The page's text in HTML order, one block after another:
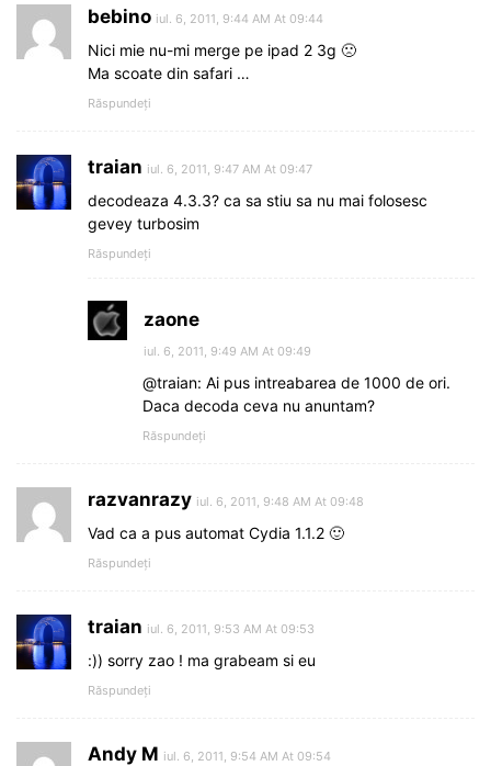
bebino iul. 6, 2011, 9:44 AM At 09:44
Nici mie nu-mi merge pe ipad 2 3g 🙁
Ma scoate din safari …
Răspundeți
traian iul. 6, 2011, 9:47 AM At 09:47
decodeaza 4.3.3? ca sa stiu sa nu mai folosesc
gevey turbosim
Răspundeți
zaone
iul. 6, 2011, 9:49 AM At 09:49
@traian: Ai pus intreabarea de 1000 de ori.
Daca decoda ceva nu anuntam?
Răspundeți
razvanrazy iul. 6, 2011, 9:48 AM At 09:48
Vad ca a pus automat Cydia 1.1.2 🙂
Răspundeți
traian iul. 6, 2011, 9:53 AM At 09:53
:)) sorry zao ! ma grabeam si eu
Răspundeți
Andy M iul. 6, 2011, 9:54 AM At 09:54